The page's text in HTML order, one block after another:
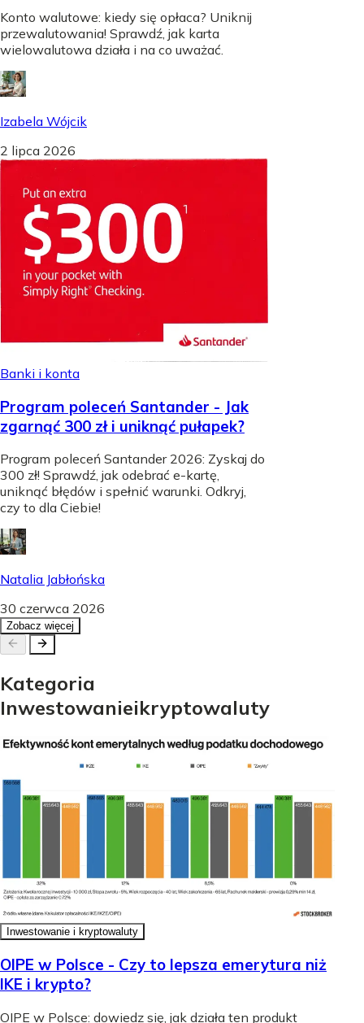
Konto walutowe: kiedy się opłaca? Uniknij
przewalutowania! Sprawdź, jak karta
wielowalutowa działa i na co uważać.
Izabela Wójcik
2 lipca 2026
Banki i konta
Program poleceń Santander - Jak
zgarnąć 300 zł i uniknąć pułapek?
Program poleceń Santander 2026: Zyskaj do
300 zł! Sprawdź, jak odebrać e-kartę,
uniknąć błędów i spełnić warunki. Odkryj,
czy to dla Ciebie!
Natalia Jabłońska
30 czerwca 2026
Zobacz więcej
Kategoria
Inwestowanieikryptowaluty
Inwestowanie i kryptowaluty
OIPE w Polsce - Czy to lepsza emerytura niż
IKE i krypto?
OIPE w Polsce: dowiedz się, jak działa ten produkt